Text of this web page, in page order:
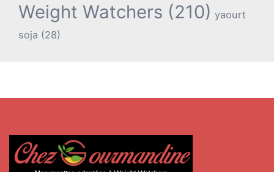
Weight Watchers (210) yaourt
soja (28)